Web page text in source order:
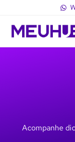
Acompanhe